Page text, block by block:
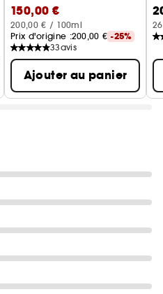
Eau de Parfum
150,00 €
200,00 € / 100ml
Prix d'origine :200,00 € -25%
33avis
Ajouter au panier